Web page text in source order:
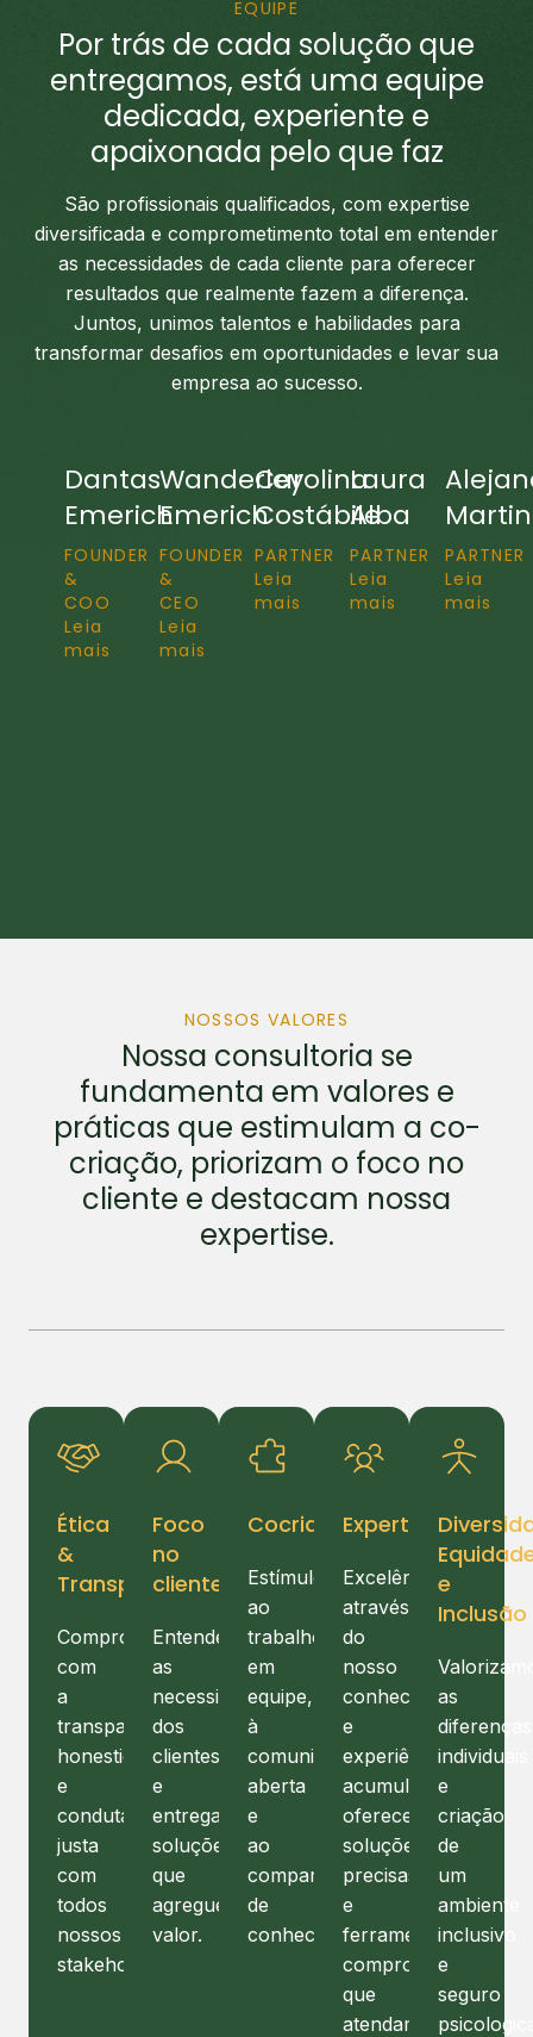
EQUIPE
Por trás de cada solução que
entregamos, está uma equipe
dedicada, experiente e
apaixonada pelo que faz
São profissionais qualificados, com expertise
diversificada e comprometimento total em entender
as necessidades de cada cliente para oferecer
resultados que realmente fazem a diferença.
Juntos, unimos talentos e habilidades para
transformar desafios em oportunidades e levar sua
empresa ao sucesso.
Dantas
Emerich
FOUNDER
&
COO
Leia
mais
Wanderley
Emerich
FOUNDER
&
CEO
Leia
mais
Carolina
Costábile
PARTNER
Leia
mais
Laura
Alba
PARTNER
Leia
mais
PARTNER
Leia
mais
NOSSOS VALORES
Nossa consultoria se
fundamenta em valores e
práticas que estimulam a co-
criação, priorizam o foco no
cliente e destacam nossa
expertise.
Ética
&
Transparência
Compromisso
com
a
transparência,
honestidade
e
conduta
justa
com
todos
nossos
stakeholders.
Foco
no
cliente
Entender
as
necessidades
dos
clientes
e
entregar
soluções
que
agreguem
valor.
Cocriação
Estímulo
ao
trabalho
em
equipe,
à
comunicação
aberta
e
ao
compartilhamento
de
conhecimento.
Expertise
Excelência
através
do
nosso
conhecimento
e
experiência
acumulada,
oferecemos
soluções
precisas
e
ferramentas
comprovadas
que
atendam
e
Inclusão
as
diferenças
individuais
e
criação
de
um
ambiente
inclusivo
e
seguro